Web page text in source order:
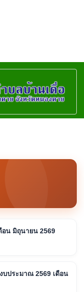
อน มิถุนายน 2569
บประมาณ 2569 เดือน